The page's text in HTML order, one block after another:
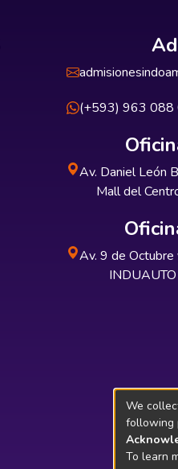
(+593) 963 088
Av. Daniel León
Mall del
Av. 9 de Octubre
We
following
To learn